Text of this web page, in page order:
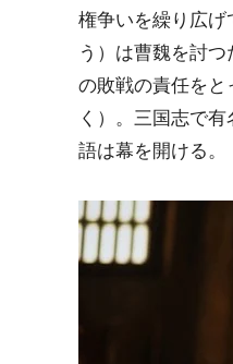
権争いを繰り広げ
う）は曹魏を討
の敗戦の責任をと
く）。三国志で
語は幕を開ける。